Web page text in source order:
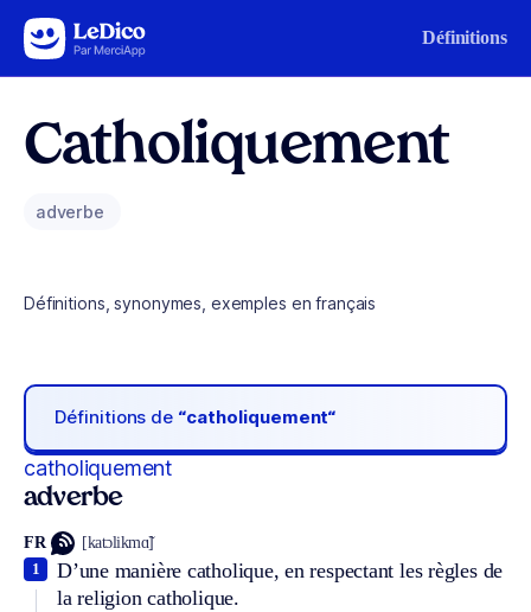
Aller au contenu Définitions
Catholiquement
adverbe
Définitions, synonymes, exemples en français
Définitions de “catholiquement“
catholiquement
adverbe
FR [katɔlikmɑ̃]
D’une manière catholique, en respectant les règles de
la religion catholique.
1